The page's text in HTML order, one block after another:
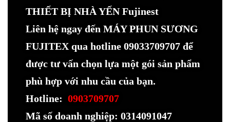
THIẾT BỊ NHÀ YẾN Fujinest
Liên hệ ngay đến MÁY PHUN SƯƠNG
FUJITEX qua hotline 09033709707 để
được tư vấn chọn lựa một gói sản phẩm
phù hợp với nhu cầu của bạn.
Hotline: 0903709707
Mã số doanh nghiệp: 0314091047